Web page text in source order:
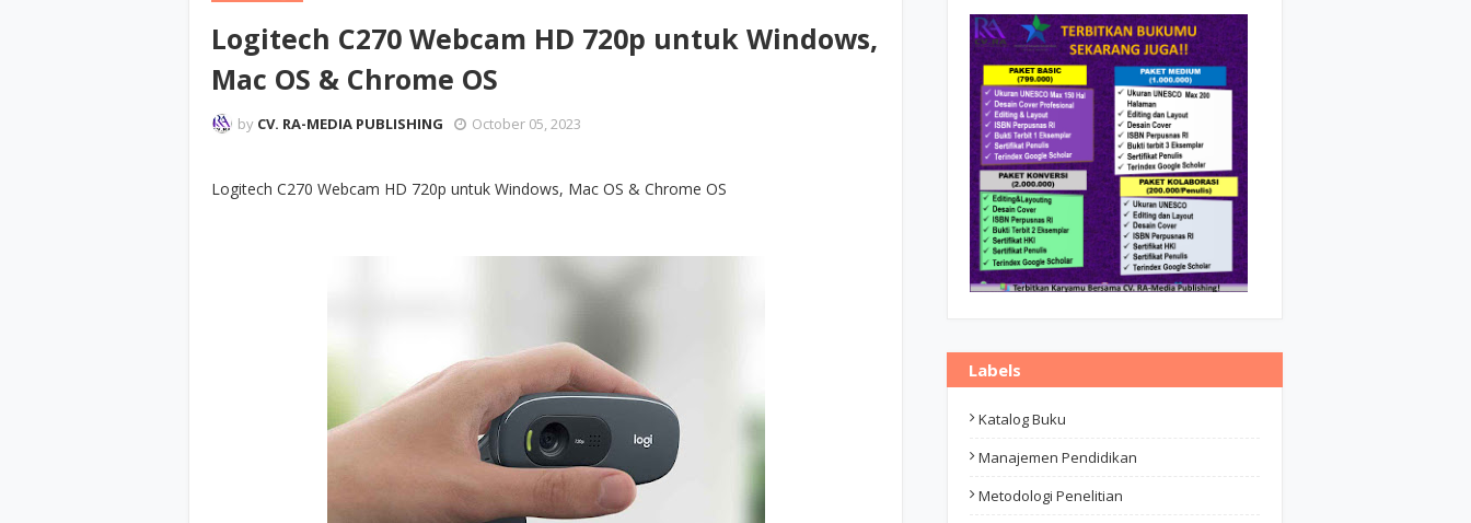
Logitech C270 Webcam HD 720p untuk Windows,
Mac OS & Chrome OS
by CV. RA-MEDIA PUBLISHING October 05, 2023
Logitech C270 Webcam HD 720p untuk Windows, Mac OS & Chrome OS
Labels
Katalog Buku
Manajemen Pendidikan
Metodologi Penelitian